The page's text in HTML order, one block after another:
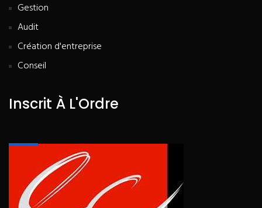
Gestion
Audit
Création d'entreprise
Conseil
Inscrit À L'Ordre